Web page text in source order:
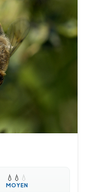
💧 💧 💧
MOYEN